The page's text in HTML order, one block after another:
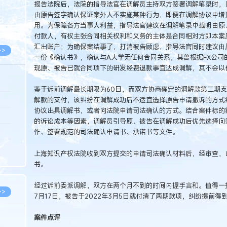
报告法院后，法院的指导法官在调解员主持双方签署调解笔录时
由原告签字确认保证案外人不实施某种行为，即便在调解协议中
用。为保障各方当事人利益，指导法官建议在调解笔录中载明由
付款人，有权主张合同相关权利和义务的主体是合同相对方即本
汇出账户；为确保案结事了，打消被告顾虑，指导法官同时建议
一份《确认书》，确认与A大学无任何合同关系，其曾根据FX公
现原、被告已就合同项下的研发经费退款事宜达成调解，其不会
鉴于诉前调解最长期限为60日，而双方协商确定的调解款第二期
解款的支付，该纠纷在调解成功后不适宜选择原告申请撤诉的方
协议出具调解书，或者向法院申请司法确认的方式。结合案件标
的诉讼成本等因素，调解员引导原、被告在调解成功后优先选择
作、签署规范的司法确认申请书、承诺书等文件。
上海知识产权法院收到双方提交的申请司法确认材料后，经审查
书。
经过诉前委派调解，双方在两个月不到的时间内握手言和。值得
7月17日，被告于2022年3月5日就付清了两期款项，纠纷提前得
案件点评